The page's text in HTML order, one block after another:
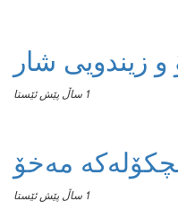
و زیندویی شار
1 ساڵ پێش ئێستا
مەخۆ
1 ساڵ پێش ئێستا